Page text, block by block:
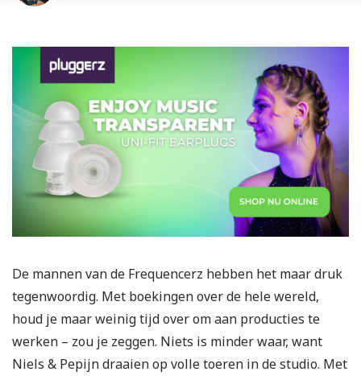
De mannen van de Frequencerz hebben het maar druk
tegenwoordig. Met boekingen over de hele wereld,
houd je maar weinig tijd over om aan producties te
werken – zou je zeggen. Niets is minder waar, want
Niels & Pepijn draaien op volle toeren in de studio. Met